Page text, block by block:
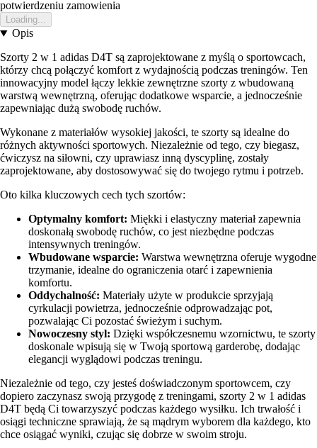
potwierdzeniu zamowienia
Loading...
Opis
Szorty 2 w 1 adidas D4T są zaprojektowane z myślą o sportowcach,
którzy chcą połączyć komfort z wydajnością podczas treningów. Ten
innowacyjny model łączy lekkie zewnętrzne szorty z wbudowaną
warstwą wewnętrzną, oferując dodatkowe wsparcie, a jednocześnie
zapewniając dużą swobodę ruchów.
Wykonane z materiałów wysokiej jakości, te szorty są idealne do
różnych aktywności sportowych. Niezależnie od tego, czy biegasz,
ćwiczysz na siłowni, czy uprawiasz inną dyscyplinę, zostały
zaprojektowane, aby dostosowywać się do twojego rytmu i potrzeb.
Oto kilka kluczowych cech tych szortów:
Optymalny komfort: Miękki i elastyczny materiał zapewnia
doskonałą swobodę ruchów, co jest niezbędne podczas
intensywnych treningów.
Wbudowane wsparcie: Warstwa wewnętrzna oferuje wygodne
trzymanie, idealne do ograniczenia otarć i zapewnienia
komfortu.
Oddychalność: Materiały użyte w produkcie sprzyjają
cyrkulacji powietrza, jednocześnie odprowadzając pot,
pozwalając Ci pozostać świeżym i suchym.
Nowoczesny styl: Dzięki współczesnemu wzornictwu, te szorty
doskonale wpisują się w Twoją sportową garderobę, dodając
elegancji wyglądowi podczas treningu.
Niezależnie od tego, czy jesteś doświadczonym sportowcem, czy
dopiero zaczynasz swoją przygodę z treningami, szorty 2 w 1 adidas
D4T będą Ci towarzyszyć podczas każdego wysiłku. Ich trwałość i
osiągi techniczne sprawiają, że są mądrym wyborem dla każdego, kto
chce osiągać wyniki, czując się dobrze w swoim stroju.